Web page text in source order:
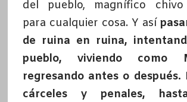
del pueblo, magnífico chivo
para cualquier cosa. Y así
de ruina en ruina,
pueblo, viviendo como
regresando antes o después.
cárceles y penales,